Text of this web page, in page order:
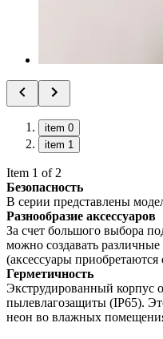
item 0
item 1
Item 1 of 2
Безопасность
В серии представлены
Разнообразие аксессуаров
За счет большого выбора
можно создавать
(аксессуары приобретаются
Герметичность
Экструдированный корпус
пылевлагозащиты (IP65).
неон во влажных